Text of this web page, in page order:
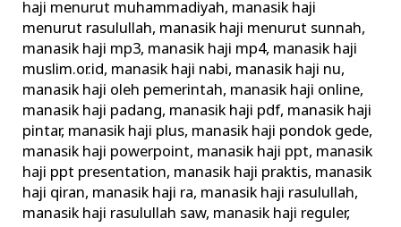
haji menurut muhammadiyah, manasik haji
menurut rasulullah, manasik haji menurut sunnah,
manasik haji mp3, manasik haji mp4, manasik haji
muslim.or.id, manasik haji nabi, manasik haji nu,
manasik haji oleh pemerintah, manasik haji online,
manasik haji padang, manasik haji pdf, manasik haji
pintar, manasik haji plus, manasik haji pondok gede,
manasik haji powerpoint, manasik haji ppt, manasik
haji ppt presentation, manasik haji praktis, manasik
haji qiran, manasik haji ra, manasik haji rasulullah,
manasik haji rasulullah saw, manasik haji reguler,